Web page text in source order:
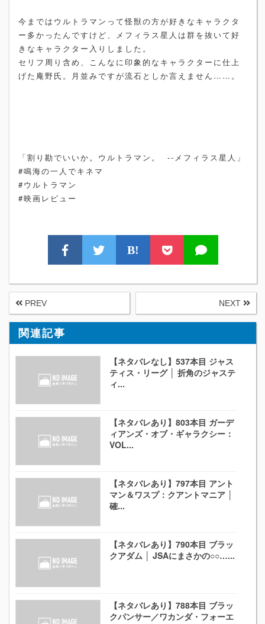
今まではウルトラマンって怪獣の方が好きなキャラクタ
ー多かったんですけど、メフィラス星人は群を抜いて好
きなキャラクター入りしました。
セリフ周り含め、こんなに印象的なキャラクターに仕上
げた庵野氏。月並みですが流石としか言えません……。
「割り勘でいいか。ウルトラマン。 --メフィラス星人」
#鳴海の一人でキネマ
#ウルトラマン
#映画レビュー
B!
PREV NEXT
関連記事
【ネタバレなし】537本目 ジャス
ティス・リーグ │ 折角のジャステ
ィ...
【ネタバレあり】803本目 ガーデ
ィアンズ・オブ・ギャラクシー：
VOL...
【ネタバレあり】797本目 アント
マン＆ワスプ：クアントマニア │
確...
【ネタバレあり】790本目 ブラッ
クアダム │ JSAにまさかの○○…...
【ネタバレあり】788本目 ブラッ
クパンサー／ワカンダ・フォーエ